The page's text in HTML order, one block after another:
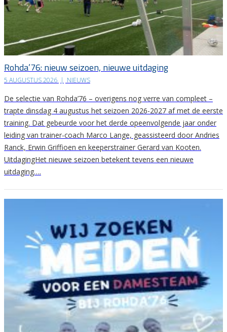
Rohda’76: nieuw seizoen, nieuwe uitdaging
5 AUGUSTUS 2026 | NIEUWS
De selectie van Rohda’76 – overigens nog verre van compleet –
trapte dinsdag 4 augustus het seizoen 2026-2027 af met de eerste
training. Dat gebeurde voor het derde opeenvolgende jaar onder
leiding van trainer-coach Marco Lange, geassisteerd door Andries
Ranck, Erwin Griffioen en keeperstrainer Gerard van Kooten.
UitdagingHet nieuwe seizoen betekent tevens een nieuwe
uitdaging….